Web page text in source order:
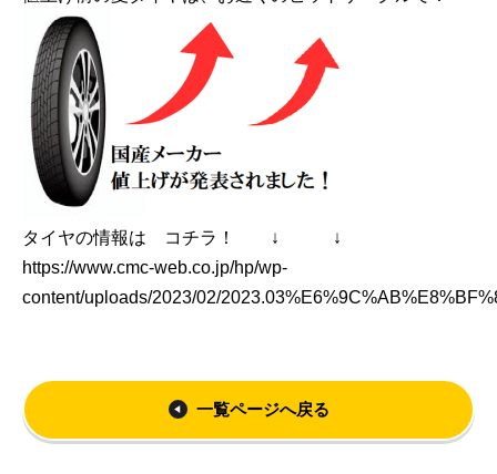
タイヤの情報は コチラ！ ↓ ↓
https://www.cmc-web.co.jp/hp/wp-
content/uploads/2023/02/
一覧ページへ戻る